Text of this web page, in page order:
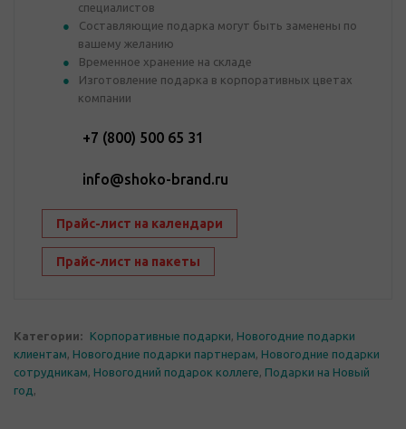
специалистов
Составляющие подарка могут быть заменены по
вашему желанию
Временное хранение на складе
Изготовление подарка в корпоративных цветах
компании
+7 (800) 500 65 31
info@shoko-brand.ru
Прайс-лист на календари
Прайс-лист на пакеты
Категории: Корпоративные подарки, Новогодние подарки
клиентам, Новогодние подарки партнерам, Новогодние подарки
сотрудникам, Новогодний подарок коллеге, Подарки на Новый
год ,